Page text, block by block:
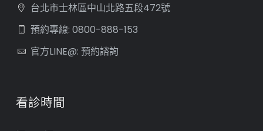
台北市士林區中山北路五段472號
預約專線: 0800-888-153
官方LINE@: 預約諮詢
看診時間